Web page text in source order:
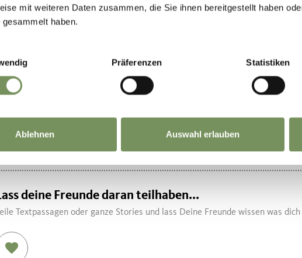
mit weiteren Daten zusammen, die Sie ihnen bereitgestellt haben
haben.
Präferenzen Statistiken
Ablehnen Auswahl erlauben
WAR DER INHALT FÜR DICH HILFREICH?
deine Freunde daran teilhaben...
Textpassagen oder ganze Stories und lass Deine Freunde wissen was